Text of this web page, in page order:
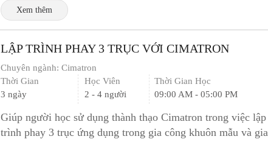
Xem thêm
LẬP TRÌNH PHAY 3 TRỤC VỚI CIMATRON
Chuyên ngành:Cimatron
Thời Gian
3 ngày
Học Viên
2 - 4 người
Thời Gian Học
09:00 AM - 05:00 PM
Giúp người học sử dụng thành thạo Cimatron trong việc lập
trình phay 3 trục ứng dụng trong gia công khuôn mẫu và gia